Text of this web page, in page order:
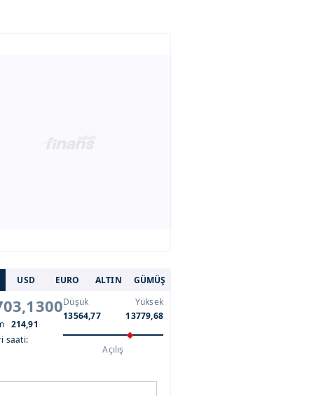
USD EURO ALTIN GÜMÜŞ
214,91
saati:
Düşük
13564,77
Yüksek
13779,68
Açılış